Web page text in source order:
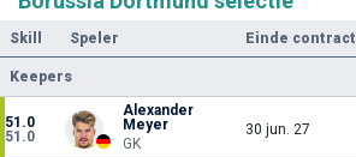
Skill Speler Einde contract
Keepers
51.0
51.0
Alexander
Meyer
GK
30 jun. 27